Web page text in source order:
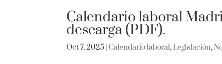
Calendario laboral
descarga (PDF).
Oct 7, 2025 |Calendario laboral,Legislación,